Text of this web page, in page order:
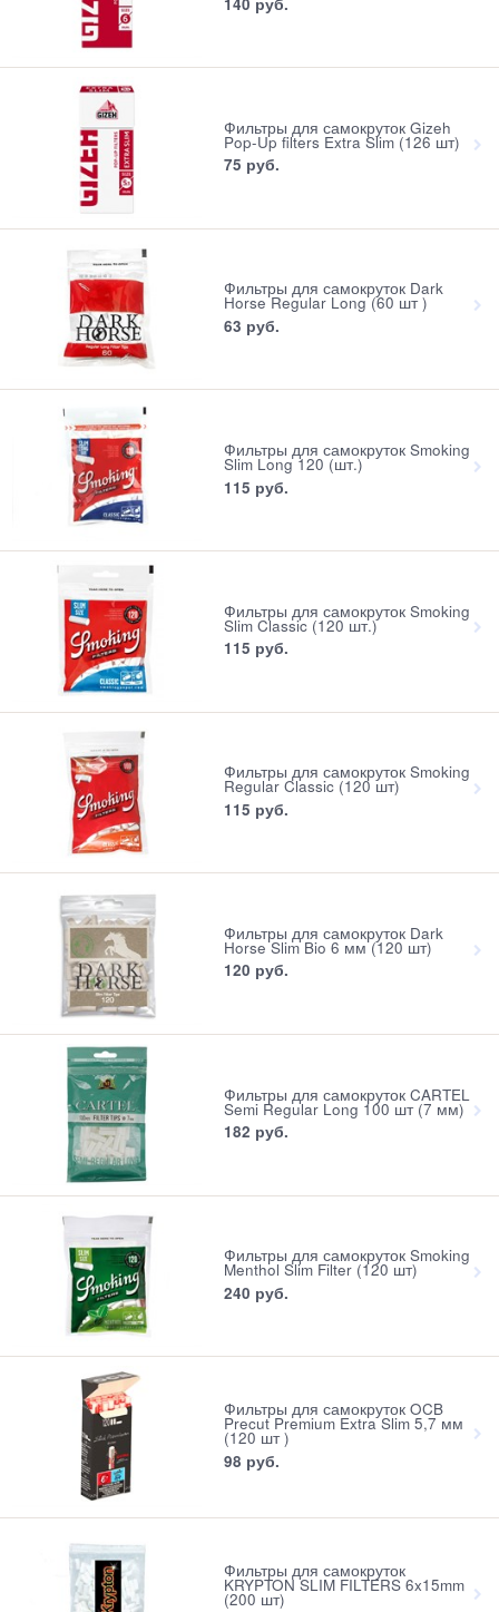
Фильтры для самокруток Gizeh
Pop-Up filters Extra Slim (126 шт)
75 руб.
Фильтры для самокруток Dark
Horse Regular Long (60 шт )
63 руб.
Фильтры для самокруток Smoking
Slim Long 120 (шт.)
115 руб.
Фильтры для самокруток Smoking
Slim Classic (120 шт.)
115 руб.
Фильтры для самокруток Smoking
Regular Classic (120 шт)
115 руб.
Фильтры для самокруток Dark
Horse Slim Bio 6 мм (120 шт)
120 руб.
Фильтры для самокруток CARTEL
Semi Regular Long 100 шт (7 мм)
182 руб.
Фильтры для самокруток Smoking
Menthol Slim Filter (120 шт)
240 руб.
Фильтры для самокруток OCB
Precut Premium Extra Slim 5,7 мм
(120 шт )
98 руб.
Фильтры для самокруток
KRYPTON SLIM FILTERS 6x15mm
(200 шт)